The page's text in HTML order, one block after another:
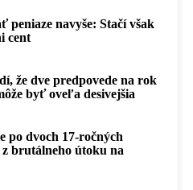
peniaze navyše: Stačí však
cent
že dve predpovede na rok
byť oveľa desivejšia
dvoch 17-ročných
brutálneho útoku na